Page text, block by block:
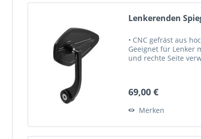
Lenkerenden
• CNC gefräst aus
Geeignet für Lenker
und rechte Seite
69,00 €
Merken